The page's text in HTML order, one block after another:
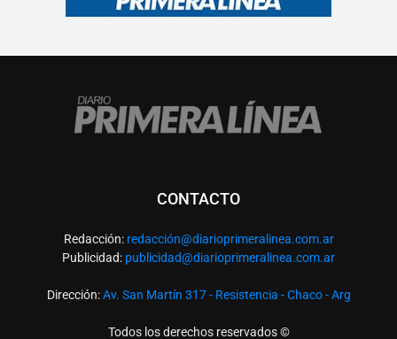
CONTACTO
Redacción: redacción@diarioprimeralinea.com.ar
Publicidad: publicidad@diarioprimeralinea.com.ar
Dirección:Av. San Martín 317 - Resistencia - Chaco - Arg
Todos los derechos reservados ©